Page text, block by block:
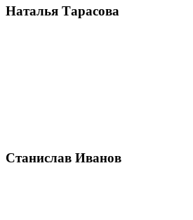
Наталья Тарасова
Станислав Иванов